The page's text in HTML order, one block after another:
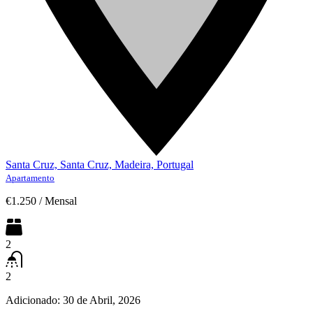
Santa Cruz, Santa Cruz, Madeira, Portugal
Apartamento
€1.250 / Mensal
2
2
Adicionado: 30 de Abril, 2026